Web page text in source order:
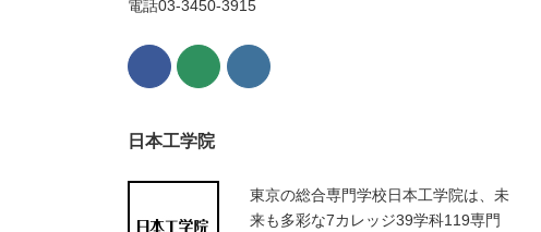
電話03-3450-3915
日本工学院
東京の総合専門学校日本工学院は、未
来も多彩な7カレッジ39学科119専門